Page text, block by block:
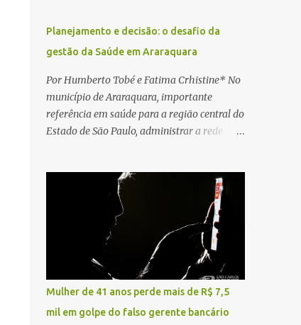
encontraram a vítima em parada
cardiorrespiratória. Os socorristas iniciaram
imediatamente as manobras de reanimação
cardiopulmonar (RCP), porém, apesar de
todos os esforços, o motorista não
respondeu aos procedimentos. Às 17h03,
médicos da Unidade de Suporte Avançado
Planejamento e decisão: o desafio da
gestão da Saúde em Araraquara
Por Humberto Tobé e Fatima Crhistine* No
município de Araraquara, importante
referência em saúde para a região central do
Estado de São Paulo, administrar a rede
A cidade concentra hospitais, unidades
especializadas e serviços de média e alta
complexidade que atendem pacientes não
apenas do município, mas também de
diversas cidades do entorno, ampliando
significativamente a responsabilidade da
gestão sobre o Sistema Único de Saúde
(SUS). Nos últimos anos, o Governo Federal
tem ampliado investimentos destinados ao
Mulher de 41 anos perde mais de R$ 7,5
mil em golpe do falso gerente bancário